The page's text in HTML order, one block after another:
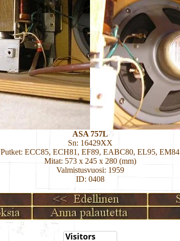
ASA 757L
Sn: 16429XX
Putket: ECC85, ECH81, EF89, EABC80, EL95, EM84
Mitat: 573 x 245 x 280 (mm)
Valmistusvuosi: 1959
ID: 0408